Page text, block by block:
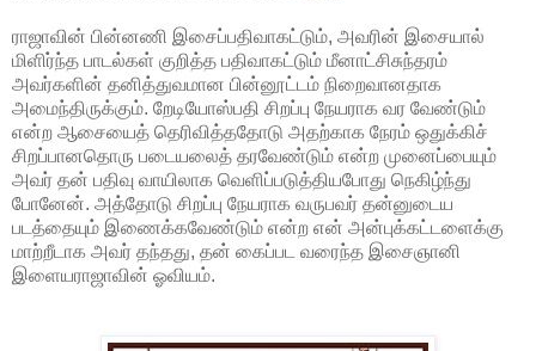
ராஜாவின் பின்னணி இசைப்பதிவாகட்டும், அவரின் இசையால்
மிளிர்ந்த பாடல்கள் குறித்த பதிவாகட்டும் மீனாட்சிசுந்தரம்
அவர்களின் தனித்துவமான பின்னூட்டம் நிறைவானதாக
அமைந்திருக்கும். றேடியோஸ்பதி சிறப்பு நேயராக வர வேண்டும்
என்ற ஆசையைத் தெரிவித்ததோடு அதற்காக நேரம் ஒதுக்கிச்
சிறப்பானதொரு படையலைத் தரவேண்டும் என்ற முனைப்பையும்
அவர் தன் பதிவு வாயிலாக வெளிப்படுத்தியபோது நெகிழ்ந்து
போனேன். அத்தோடு சிறப்பு நேயராக வருபவர் தன்னுடைய
படத்தையும் இணைக்கவேண்டும் என்ற என் அன்புக்கட்டளைக்கு
மாற்றீடாக அவர் தந்தது, தன் கைப்பட வரைந்த இசைஞானி
இளையராஜாவின் ஓவியம்.